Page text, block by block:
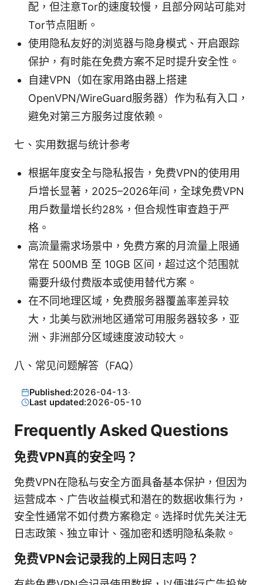
配，但注意Tor的速度较慢，且部分网站可能对
Tor节点阻断。
使用隐私友好的浏览器与隐身模式、开启跟踪
保护，有时能在免费方案不足时提升安全性。
自建VPN（如在家用路由器上搭建
OpenVPN/WireGuard服务器）作为私有入口，
避免对第三方服务过度依赖。
七、实用数据与统计参考
根据年度安全与隐私报告，免费VPN的使用用
户增长显著，2025–2026年间，全球免费VPN
用户数量增长约28%，但合规性审查趋于严
格。
高流量需求场景中，免费方案的月流量上限通
常在 500MB 至 10GB 区间，超过这个范围就
需要升级付费版本或使用替代方案。
在不同地理区域，免费服务器覆盖率差异较
大，北美与欧洲地区通常可用服务器较多，亚
洲、非洲部分区域速度波动较大。
八、常见问题解答（FAQ）
Published:2026-04-13·
Last updated:2026-05-10
Frequently Asked Questions
免费VPN真的安全吗？
免费VPN在隐私与安全方面具备基本保护，但因为
运营成本、广告收益模式和潜在的数据收集行为，
安全性通常不如付费方案稳定。选择时优先关注无
日志政策、独立审计、强加密和透明隐私条款。
免费VPN会记录我的上网日志吗？